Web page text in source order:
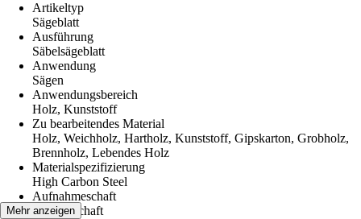
Artikeltyp
Sägeblatt
Ausführung
Säbelsägeblatt
Anwendung
Sägen
Anwendungsbereich
Holz, Kunststoff
Zu bearbeitendes Material
Holz, Weichholz, Hartholz, Kunststoff, Gipskarton, Grobholz,
Brennholz, Lebendes Holz
Materialspezifizierung
High Carbon Steel
Aufnahmeschaft
1/2" U-Schaft
Mehr anzeigen